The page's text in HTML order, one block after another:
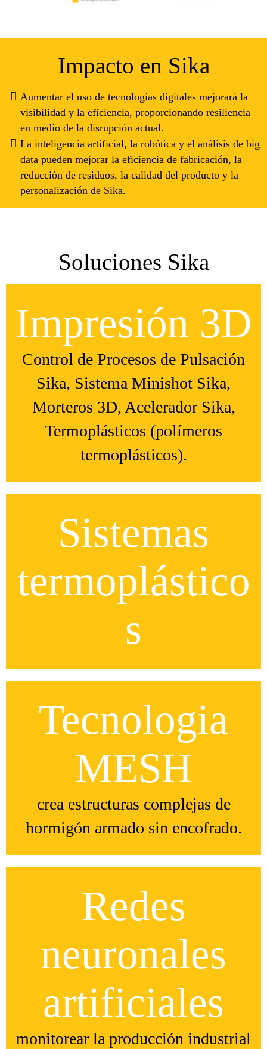
Impacto en Sika
Aumentar el uso de tecnologías digitales mejorará la
visibilidad y la eficiencia, proporcionando resiliencia
en medio de la disrupción actual.
La inteligencia artificial, la robótica y el análisis de big
data pueden mejorar la eficiencia de fabricación, la
reducción de residuos, la calidad del producto y la
personalización de Sika.
Soluciones Sika
Impresión 3D
Control de Procesos de Pulsación
Sika, Sistema Minishot Sika,
Morteros 3D, Acelerador Sika,
Termoplásticos (polímeros
termoplásticos).
Sistemas
termoplástico
s
Tecnologia
MESH
crea estructuras complejas de
hormigón armado sin encofrado.
Redes
neuronales
artificiales
monitorear la producción industrial